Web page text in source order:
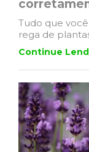
Tudo que
rega de
Continue